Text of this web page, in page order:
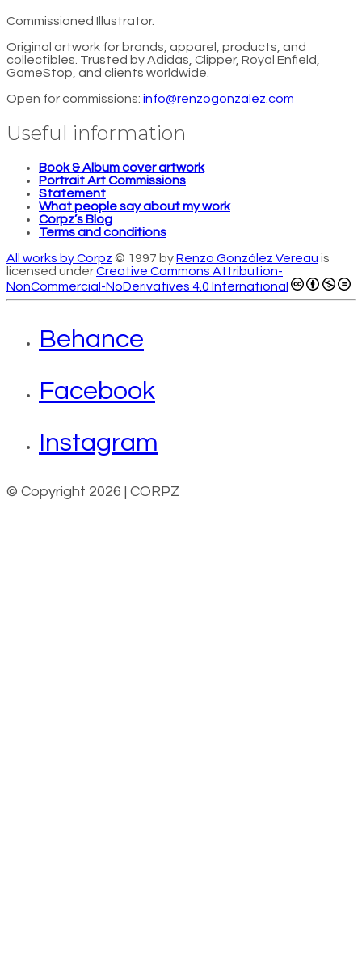
Commissioned Illustrator.
Original artwork for brands, apparel, products, and
collectibles. Trusted by Adidas, Clipper, Royal Enfield,
GameStop, and clients worldwide.
Open for commissions: info@renzogonzalez.com
Useful information
Book & Album cover artwork
Portrait Art Commissions
Statement
What people say about my work
Corpz’s Blog
Terms and conditions
All works by Corpz © 1997 byRenzo González Vereau is
licensed underCreative Commons Attribution-
NonCommercial-NoDerivatives 4.0 International
Behance
Facebook
Instagram
© Copyright 2026 | CORPZ